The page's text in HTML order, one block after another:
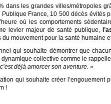
dans les grandes villes/métropoles
France, 10 500 décès évités
où les comportements
levier majeur de santé publique,
du mouvement pour la santé humaine
qui souhaite démontrer que
collective comme le rappelle
déjà amorcer son aventure. »
qui souhaite créer l’engouement
!